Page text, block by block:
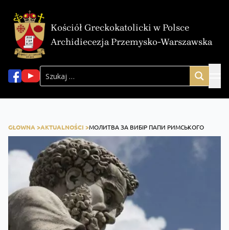
Kościół Greckokatolicki w Polsce
Archidiecezja Przemysko-Warszawska
GŁOWNA >AKTUALNOŚCI >МОЛИТВА ЗА ВИБІР ПАПИ РИМСЬКОГО